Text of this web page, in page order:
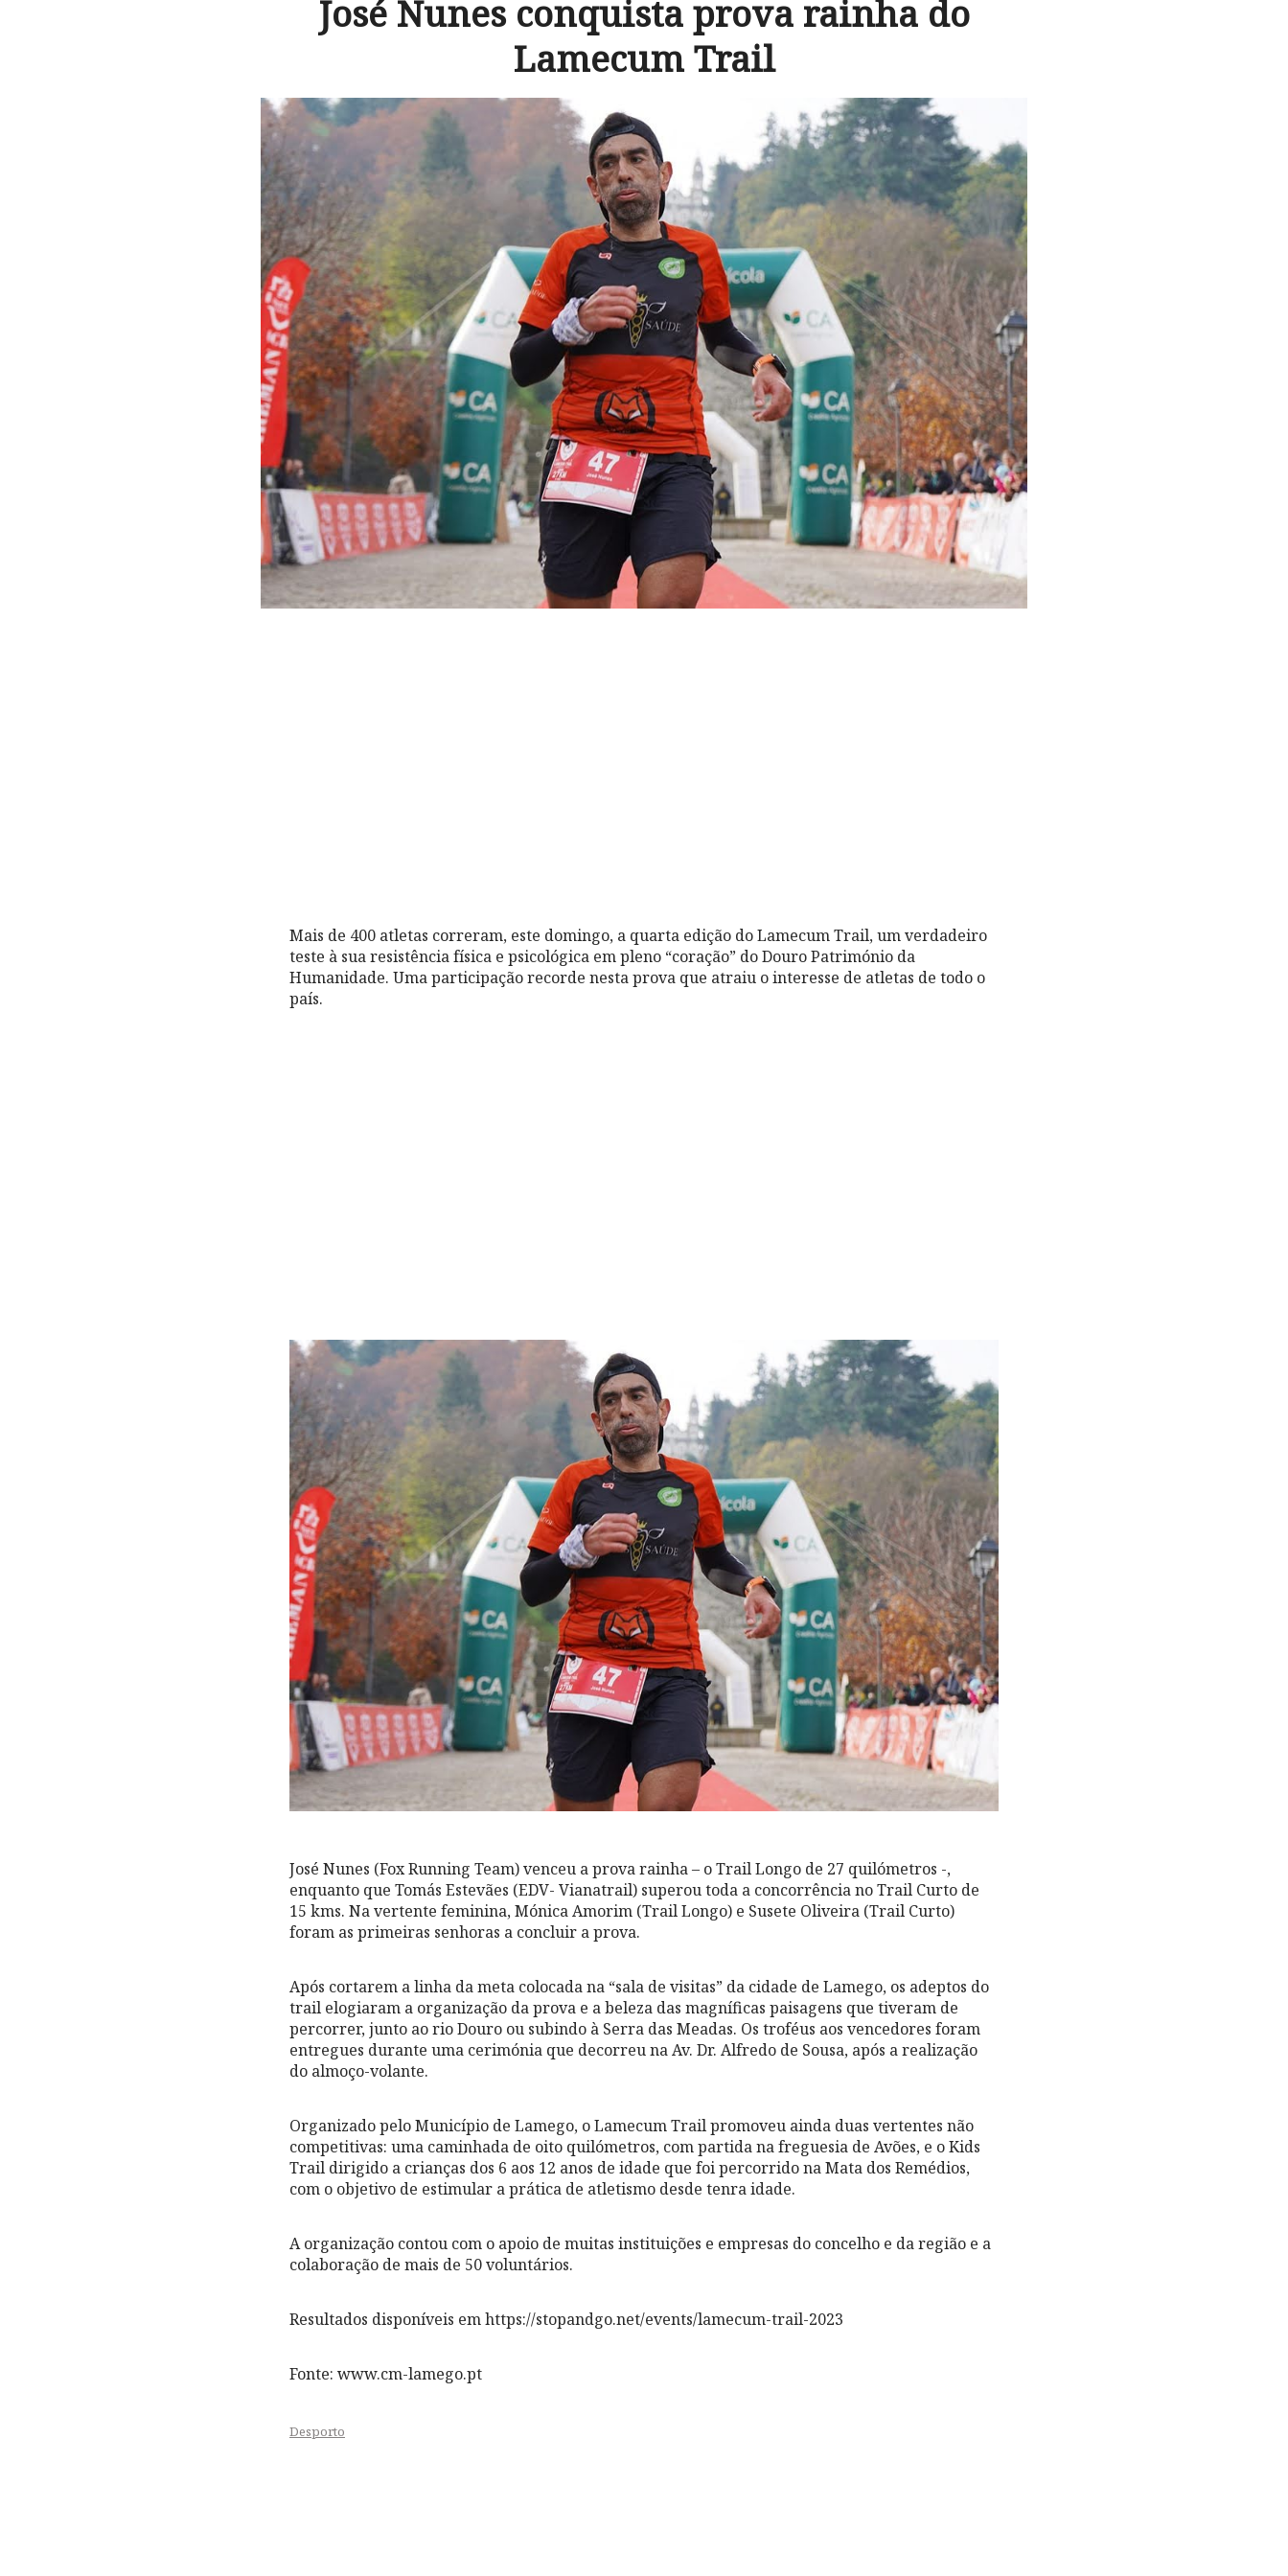
José Nunes conquista prova rainha do
Lamecum Trail
Mais de 400 atletas correram, este domingo, a quarta edição do Lamecum Trail, um verdadeiro
teste à sua resistência física e psicológica em pleno “coração” do Douro Património da
Humanidade. Uma participação recorde nesta prova que atraiu o interesse de atletas de todo o
país.
José Nunes (Fox Running Team) venceu a prova rainha – o Trail Longo de 27 quilómetros -,
enquanto que Tomás Estevães (EDV- Vianatrail) superou toda a concorrência no Trail Curto de
15 kms. Na vertente feminina, Mónica Amorim (Trail Longo) e Susete Oliveira (Trail Curto)
foram as primeiras senhoras a concluir a prova.
Após cortarem a linha da meta colocada na “sala de visitas” da cidade de Lamego, os adeptos do
trail elogiaram a organização da prova e a beleza das magníficas paisagens que tiveram de
percorrer, junto ao rio Douro ou subindo à Serra das Meadas. Os troféus aos vencedores foram
entregues durante uma cerimónia que decorreu na Av. Dr. Alfredo de Sousa, após a realização
do almoço-volante.
Organizado pelo Município de Lamego, o Lamecum Trail promoveu ainda duas vertentes não
competitivas: uma caminhada de oito quilómetros, com partida na freguesia de Avões, e o Kids
Trail dirigido a crianças dos 6 aos 12 anos de idade que foi percorrido na Mata dos Remédios,
com o objetivo de estimular a prática de atletismo desde tenra idade.
A organização contou com o apoio de muitas instituições e empresas do concelho e da região e a
colaboração de mais de 50 voluntários.
Resultados disponíveis em https://stopandgo.net/events/lamecum-trail-2023
Fonte: www.cm-lamego.pt
Desporto